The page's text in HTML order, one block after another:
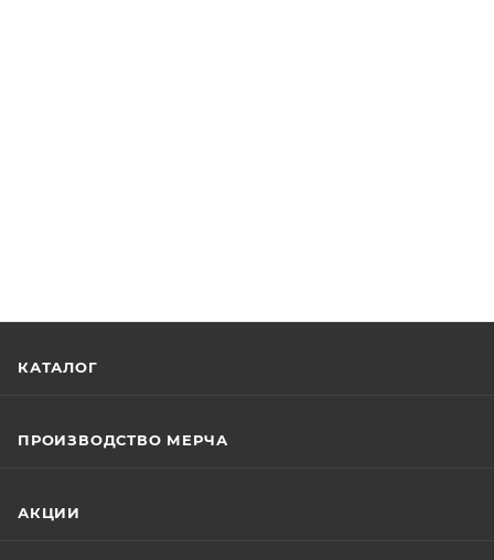
КАТАЛОГ
ПРОИЗВОДСТВО МЕРЧА
АКЦИИ